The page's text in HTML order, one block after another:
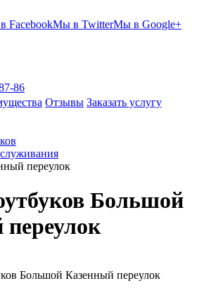
FacebookМы в TwitterМы в Google+
86
Отзывы Заказать услугу
переулок
Большой